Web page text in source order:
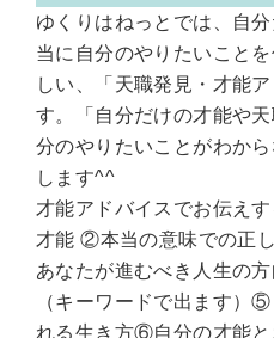
ゆくりはねっとでは、自
当に自分のやりたいこと
しい、「天職発見・才能
す。「自分だけの才能や
分のやりたいことがわか
します^^
才能アドバイスでお伝え
才能 ②本当の意味での正
あなたが進むべき人生の
（キーワードで出ます）
れる生き方⑥自分の才能